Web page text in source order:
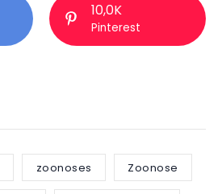
10,0K
Pinterest
zoonoses Zoonose